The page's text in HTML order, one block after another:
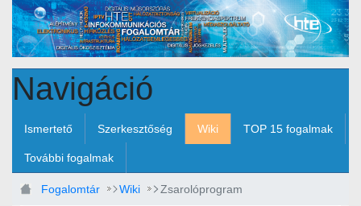
Ugrás a fő tartalomhoz
Navigáció
Ismertető Szerkesztőség Wiki TOP 15 fogalmak
További fogalmak
Fogalomtár Wiki Zsarolóprogram